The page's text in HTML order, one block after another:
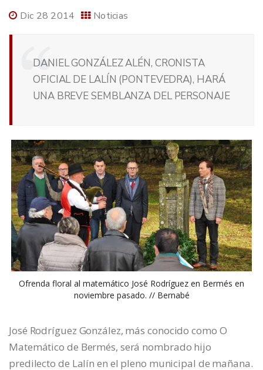
Dic 28 2014 Noticias
DANIEL GONZÁLEZ ALÉN, CRONISTA
OFICIAL DE LALÍN (PONTEVEDRA), HARÁ
UNA BREVE SEMBLANZA DEL PERSONAJE
Ofrenda floral al matemático José Rodríguez en Bermés en
noviembre pasado. // Bernabé
José Rodríguez González, más conocido como O
Matemático de Bermés, será nombrado hijo
predilecto de Lalín en el pleno municipal de mañana.